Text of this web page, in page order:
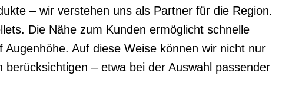
– wir verstehen uns als Partner für die Region.
Die Nähe zum Kunden ermöglicht schnelle
Auf diese Weise können wir nicht nur
– etwa bei der Auswahl passender